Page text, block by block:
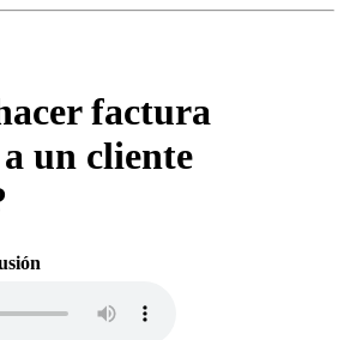
factura
un cliente